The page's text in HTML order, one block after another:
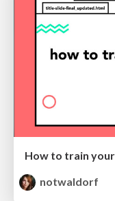
How to train
notwaldorf